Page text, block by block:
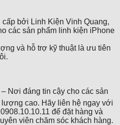
bởi Linh Kiện Vinh Quang,
các sản phẩm linh kiện iPhone
và hỗ trợ kỹ thuật là ưu tiên
Nơi đáng tin cậy cho các sản
cao. Hãy liên hệ ngay với
để đặt hàng và
viên chăm sóc khách hàng.